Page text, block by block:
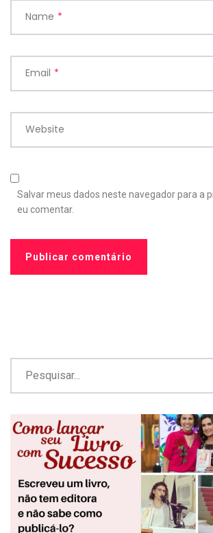
Name *
Email *
Website
Salvar meus dados neste navegador para a
eu comentar.